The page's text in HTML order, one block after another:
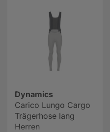
Dynamics
Carico Lungo Cargo
Trägerhose lang
Herren